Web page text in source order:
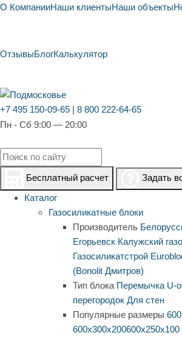
О КомпанииНаши клиентыНаши объекты
ОтзывыБлогКалькулятор
+7 495 150-09-65 | 8 800 222-64-65
Пн - Сб 9:00 — 20:00
Бесплатный расчет
Задать
Каталог
Газосиликатные блоки
Производитель
Егорьевск Калужский
Газосиликатстрой
(Bonolit Дмитров)
Тип блока Перемычка U-
перегородок Для стен
Популярные размеры
600х300х200600х250х100